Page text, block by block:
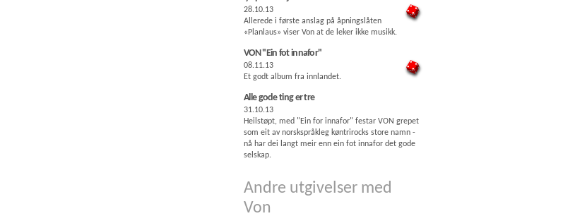
28.10.13
Allerede i første anslag på åpningslåten
«Planlaus» viser Von at de leker ikke musikk.
VON "Ein fot innafor"
08.11.13
Et godt album fra innlandet.
Alle gode ting er tre
31.10.13
Heilstøpt, med "Ein for innafor" festar VON grepet
som eit av norskspråkleg køntrirocks store namn -
nå har dei langt meir enn ein fot innafor det gode
selskap.
Andre utgivelser med
Von